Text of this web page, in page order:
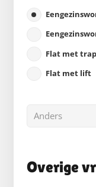
Flat met trap
Flat met lift
Overige